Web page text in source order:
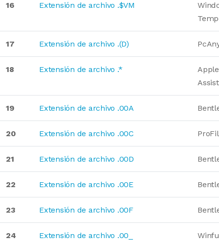
16 Extensión de archivo .$VM
17 Extensión de archivo .(D)
18 Extensión de archivo .*
19 Extensión de archivo .00A
20 Extensión de archivo .00C
21 Extensión de archivo .00D
22 Extensión de archivo .00E
23 Extensión de archivo .00F
24 Extensión de archivo .00_